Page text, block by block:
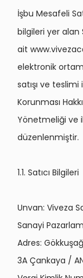
İşbu Mesafeli
bilgileri yer alan
ait
elektronik
satışı ve teslimi
Korunması
Yönetmeliği ve
düzenlenmiştir.
1.1. Satıcı Bilgileri
Unvan: Viveza
Sanayi
Adres: Gö
3A Çankaya /